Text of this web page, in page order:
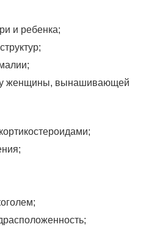
и ребенка;
женщины, вынашивающей